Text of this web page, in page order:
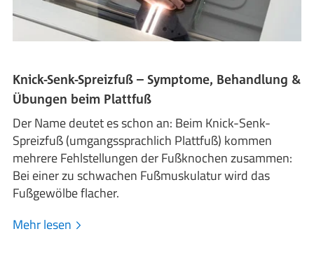
Knick-Senk-Spreizfuß – Symptome, Behandlung &
Übungen beim Plattfuß
Der Name deutet es schon an: Beim Knick-Senk-
Spreizfuß (umgangssprachlich Plattfuß) kommen
mehrere Fehlstellungen der Fußknochen zusammen:
Bei einer zu schwachen Fußmuskulatur wird das
Fußgewölbe flacher.
Mehr lesen